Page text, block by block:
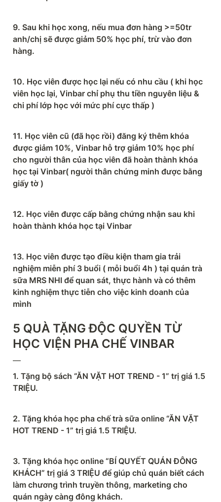
9. Sau khi học xong, nếu mua đơn hàng >=50tr
anh/chị sẽ được giảm 50% học phí, trừ vào đơn
hàng.
10. Học viên được học lại nếu có nhu cầu ( khi học
viên học lại, Vinbar chỉ phụ thu tiền nguyên liệu &
chi phí lớp học với mức phí cực thấp )
11. Học viên cũ (đã học rồi) đăng ký thêm khóa
được giảm 10%, Vinbar hỗ trợ giảm 10% học phí
cho người thân của học viên đã hoàn thành khóa
học tại Vinbar( người thân chứng minh được bằng
giấy tờ )
12. Học viên được cấp bằng chứng nhận sau khi
hoàn thành khóa học tại Vinbar
13. Học viên được tạo điều kiện tham gia trải
nghiệm miễn phí 3 buổi ( mỗi buổi 4h ) tại quán trà
sữa MRS NHI để quan sát, thực hành và có thêm
kinh nghiệm thực tiễn cho việc kinh doanh của
mình
5 QUÀ TẶNG ĐỘC QUYỀN TỪ
HỌC VIỆN PHA CHẾ VINBAR
—
1. Tặng bộ sách “ĂN VẶT HOT TREND - 1” trị giá 1.5
TRIỆU.
2. Tặng khóa học pha chế trà sữa online “ĂN VẶT
HOT TREND - 1” trị giá 1.5 TRIỆU.
3. Tặng khóa học online “BÍ QUYẾT QUÁN ĐÔNG
KHÁCH” trị giá 3 TRIỆU để giúp chủ quán biết cách
làm chương trình truyền thông, marketing cho
quán ngày càng đông khách.